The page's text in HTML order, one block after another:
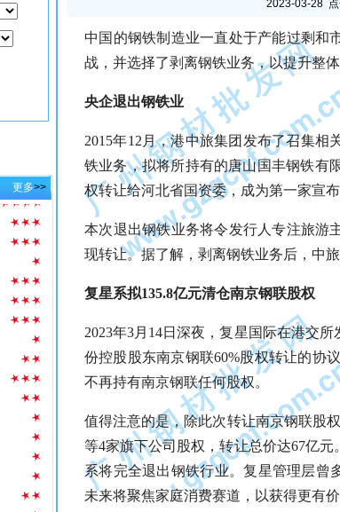
更多>>
2023-03-28
中国的钢铁制造业一直处于产能过剩和
战，并选择了剥离钢铁业务，以提升整
央企退出钢铁业
2015年12月，港中旅集团发布了召集
铁业务，拟将所持有的唐山国丰钢铁有
权转让给河北省国资委，成为第一家宣
本次退出钢铁业务将令发行人专注旅游
现转让。据了解，剥离钢铁业务后，中
复星系拟135.8亿元清仓南京钢联股权
2023年3月14日深夜，复星国际在港交
份控股股东南京钢联60%股权转让的协
不再持有南京钢联任何股权。
值得注意的是，除此次转让南京钢联股
等4家旗下公司股权，转让总价达67亿
系将完全退出钢铁行业。复星管理层曾
未来将聚焦家庭消费赛道，以获得更有价